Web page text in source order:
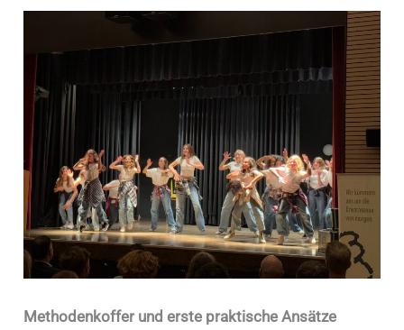
Methodenkoffer und erste praktische Ansätze